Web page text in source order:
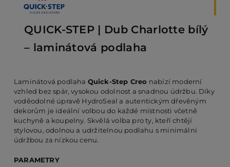
QUICK-STEP | Dub Charlotte bílý
– laminátová podlaha
Laminátová podlaha Quick-Step Creo nabízí moderní
vzhled bez spár, vysokou odolnost a snadnou údržbu. Díky
voděodolné úpravě HydroSeal a autentickým dřevěným
dekorům je ideální volbou do každé místnosti včetně
kuchyně a koupelny. Skvělá volba pro ty, kteří chtějí
stylovou, odolnou a udržitelnou podlahu s minimální
údržbou za nízkou cenu.
PARAMETRY